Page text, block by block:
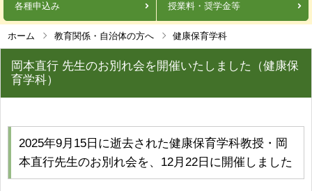
各種申込み 授業料・奨学金等
ホーム 教育関係・自治体の方へ 健康保育学科
岡本直行 先生のお別れ会を開催いたしました（健康保
育学科）
2025年9月15日に逝去された健康保育学科教授・岡
本直行先生のお別れ会を、12月22日に開催しました